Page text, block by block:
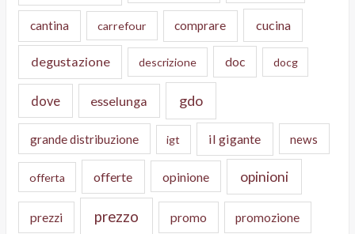
cantina carrefour comprare cucina
degustazione descrizione doc docg
dove esselunga gdo
grande distribuzione igt il gigante news
offerta offerte opinione opinioni
prezzi prezzo promo promozione